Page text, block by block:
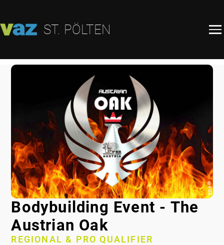
ST. PÖLTEN
Bodybuilding Event - The
Austrian Oak
REGIONAL & PRO QUALIFIER
©
IFBB